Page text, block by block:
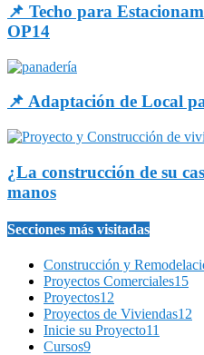
📌 Techo para
OP14
📌 Adaptación de Local
¿La construcción de su
manos
Secciones más visitadas
Construcción y
Proyectos Comerciales15
Proyectos12
Proyectos de Viviendas12
Inicie su Proyecto11
Cursos9